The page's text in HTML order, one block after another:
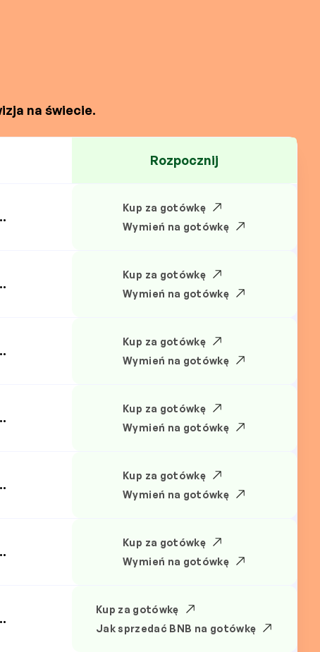
na świecie.
Rozpocznij
Kup za gotówkę
Wymień na gotówkę
Kup za gotówkę
Wymień na gotówkę
Kup za gotówkę
Wymień na gotówkę
Kup za gotówkę
Wymień na gotówkę
Kup za gotówkę
Wymień na gotówkę
Kup za gotówkę
Wymień na gotówkę
Kup za gotówkę
Jak sprzedać BNB na gotówkę